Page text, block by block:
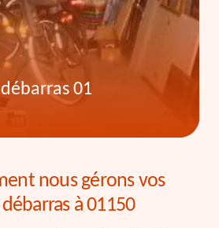
01
nous gérons vos
à 01150